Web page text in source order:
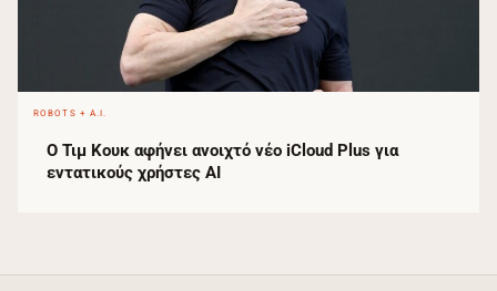
ROBOTS + A.I.
Ο Τιμ Κουκ αφήνει ανοιχτό νέο iCloud Plus για
εντατικούς χρήστες AI